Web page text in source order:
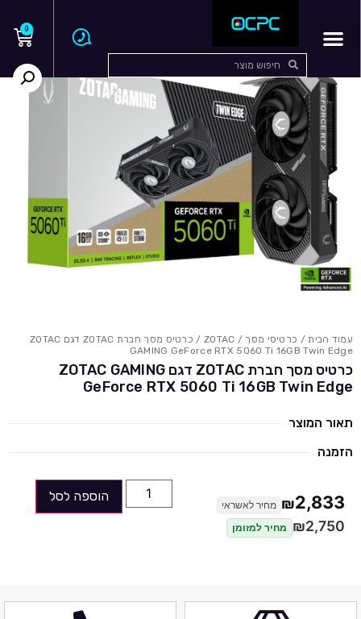
0
עמוד הבית/ כרטיסי מסך /
ZOTAC
/ כרטיס מסך חברת ZOTAC דגם ZOTAC
GAMING GeForce RTX 5060 Ti 16GB Twin Edge
כרטיס מסך חברת ZOTAC דגם ZOTAC GAMING
GeForce RTX 5060 Ti 16GB Twin Edge
תאור המוצר
הזמנה
₪2,833 מחיר לאשראי
₪2,750 מחיר למזומן
הוספה לסל